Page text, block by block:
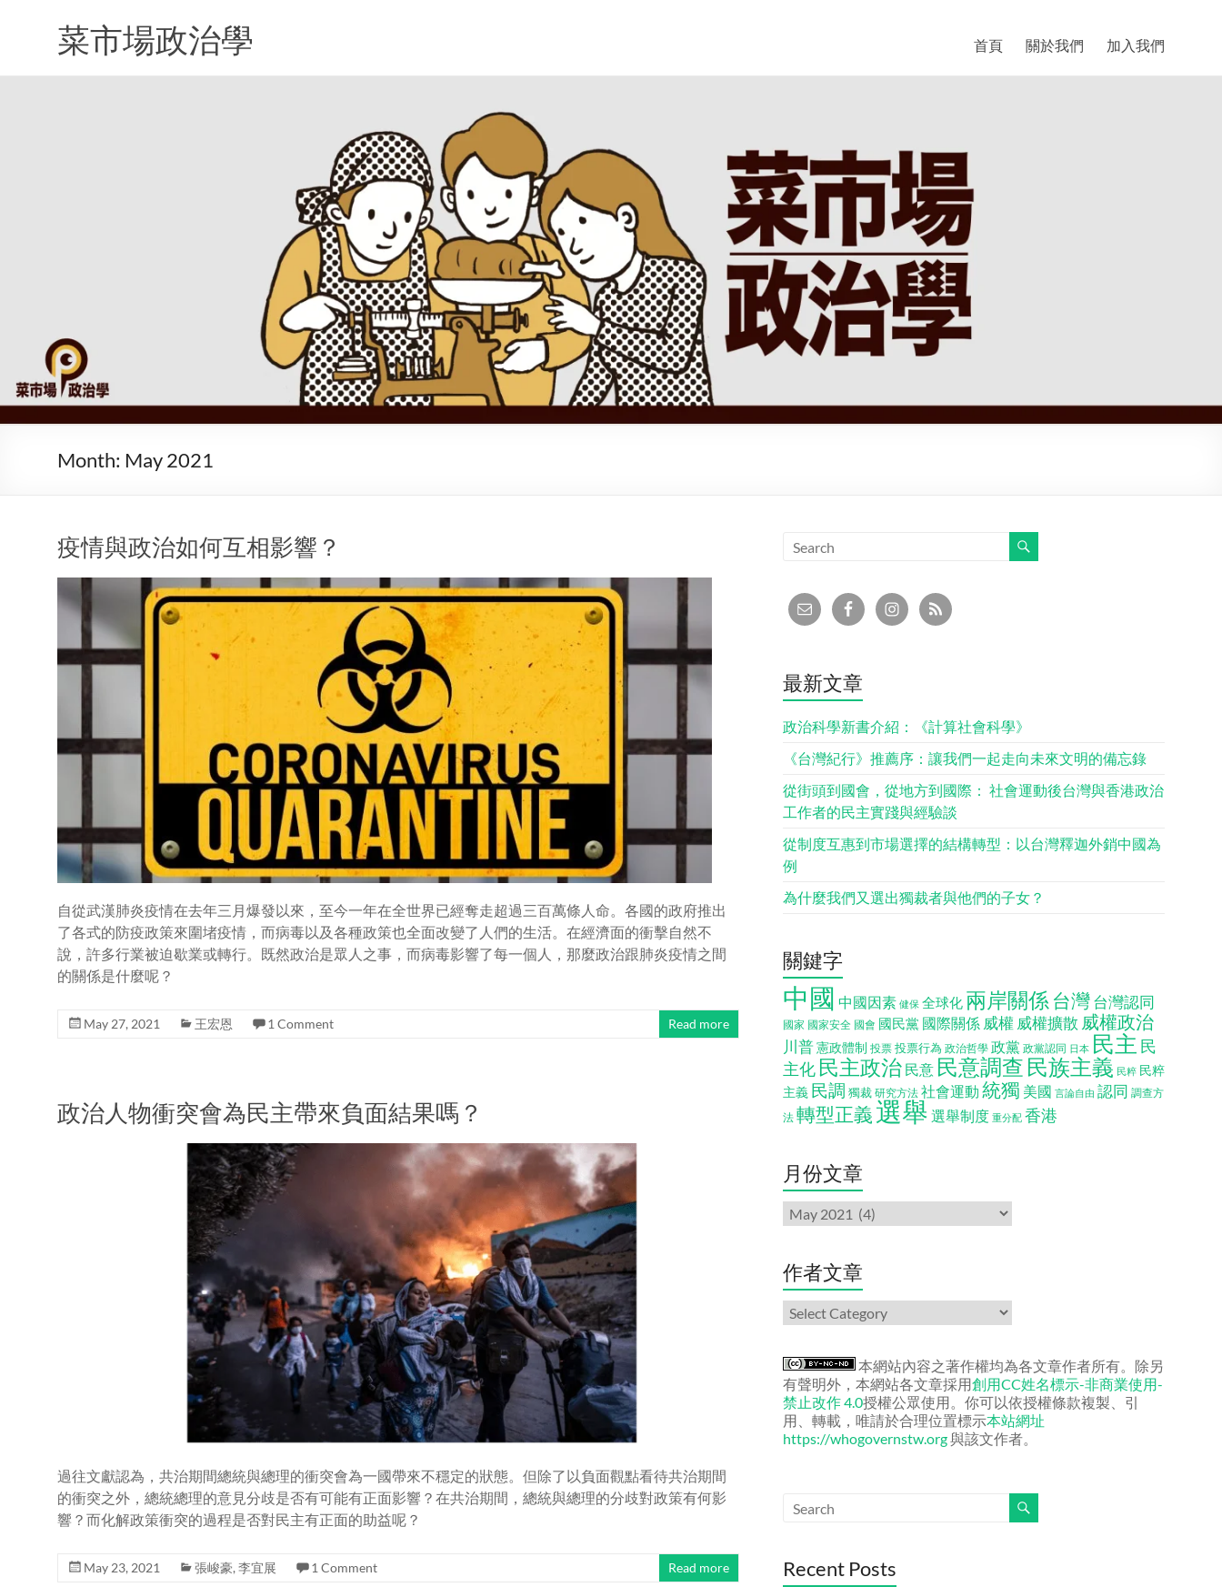
菜市場政治學 首頁 關於我們 加入我們
Month: May 2021
疫情與政治如何互相影響？
自從武漢肺炎疫情在去年三月爆發以來，至今一年在全世界已經奪走超過三百萬條人命。各國的政府推出
了各式的防疫政策來圍堵疫情，而病毒以及各種政策也全面改變了人們的生活。在經濟面的衝擊自然不
說，許多行業被迫歇業或轉行。既然政治是眾人之事，而病毒影響了每一個人，那麼政治跟肺炎疫情之間
的關係是什麼呢？
May 27, 2021 王宏恩 1 Comment Read more
政治人物衝突會為民主帶來負面結果嗎？
過往文獻認為，共治期間總統與總理的衝突會為一國帶來不穩定的狀態。但除了以負面觀點看待共治期間
的衝突之外，總統總理的意見分歧是否有可能有正面影響？在共治期間，總統與總理的分歧對政策有何影
響？而化解政策衝突的過程是否對民主有正面的助益呢？
May 23, 2021 張峻豪,李宜展 1 Comment Read more
最新文章
政治科學新書介紹：《計算社會科學》
《台灣紀行》推薦序：讓我們一起走向未來文明的備忘錄
從街頭到國會，從地方到國際： 社會運動後台灣與香港政治
工作者的民主實踐與經驗談
從制度互惠到市場選擇的結構轉型：以台灣釋迦外銷中國為
例
為什麼我們又選出獨裁者與他們的子女？
關鍵字
中國 中國因素 健保 全球化 兩岸關係 台灣台灣認同
國家 國家安全 國會 國民黨 國際關係 威權 威權擴散 威權政治
川普憲政體制 投票 投票行為 政治哲學 政黨 政黨認同 日本 民主 民
主化民主政治 民意 民意調查 民族主義 民粹 民粹
主義 民調 獨裁 研究方法 社會運動 統獨 美國 言論自由 認同 調查方
法 轉型正義 選舉 選舉制度 重分配 香港
月份文章
月
份
章
作者文章
作
者
章
本網站內容之著作權均為各文章作者所有。除另
有聲明外，本網站各文章採用創用CC姓名標示-非商業使用-
禁止改作 4.0授權公眾使用。你可以依授權條款複製、引
用、轉載，唯請於合理位置標示本站網址
https://whogovernstw.org與該文作者。
Recent Posts